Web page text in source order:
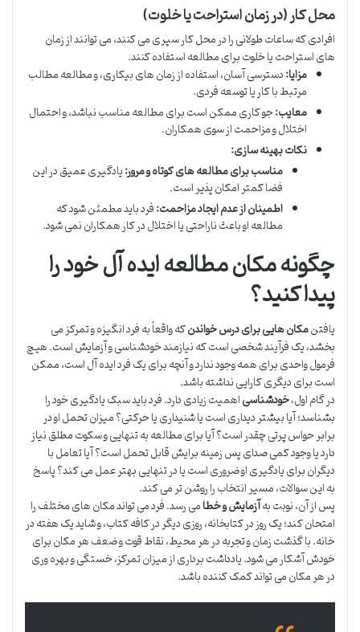
محل کار (در زمان استراحت یا خلوت)
افرادی که ساعات طولانی را در محل کار سپری می کنند، می توانند از زمان
های استراحت یا خلوت برای مطالعه استفاده کنند.
مزایا:دسترسی آسان، استفاده از زمان های بیکاری، و مطالعه مطالب
مرتبط با کار یا توسعه فردی.
معایب:جو کاری ممکن است برای مطالعه مناسب نباشد، و احتمال
اختلال و مزاحمت از سوی همکاران.
نکات بهینه سازی:
مناسب برای مطالعه های کوتاه و مرور:یادگیری عمیق در این
فضا کمتر امکان پذیر است.
اطمینان از عدم ایجاد مزاحمت:فرد باید مطمئن شود که
مطالعه او باعث ناراحتی یا اختلال در کار همکاران نمی شود.
چگونه مکان مطالعه ایده آل خود را
پیدا کنید؟
یافتنمکان هایی برای درس خواندنکه واقعاً به فرد انگیزه و تمرکز می
بخشد، یک فرآیند شخصی است که نیازمند خودشناسی و آزمایش است. هیچ
فرمول واحدی برای همه وجود ندارد و آنچه برای یک فرد ایده آل است، ممکن
است برای دیگری کارایی نداشته باشد.
در گام اول،خودشناسیاهمیت زیادی دارد. فرد باید سبک یادگیری خود را
بشناسد؛ آیا بیشتر دیداری است یا شنیداری یا حرکتی؟ میزان تحمل او در
برابر حواس پرتی چقدر است؟ آیا برای مطالعه به تنهایی و سکوت مطلق نیاز
دارد یا وجود کمی صدای پس زمینه برایش قابل تحمل است؟ آیا تعامل با
دیگران برای یادگیری او ضروری است یا در تنهایی بهتر عمل می کند؟ پاسخ
به این سوالات، مسیر انتخاب را روشن تر می کند.
پس از آن، نوبت بهآزمایش و خطامی رسد. فرد می تواند مکان های مختلف را
امتحان کند؛ یک روز در کتابخانه، روزی دیگر در کافه کتاب، و شاید یک هفته در
خانه. با گذشت زمان و تجربه در هر محیط، نقاط قوت و ضعف هر مکان برای
خودش آشکار می شود. یادداشت برداری از میزان تمرکز، خستگی و بهره وری
در هر مکان می تواند کمک کننده باشد.